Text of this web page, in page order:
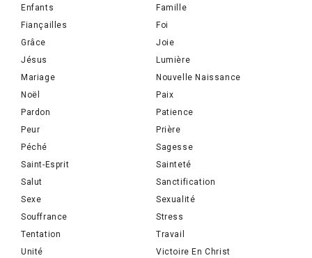
Enfants
Famille
Fiançailles
Foi
Grâce
Joie
Jésus
Lumière
Mariage
Nouvelle Naissance
Noël
Paix
Pardon
Patience
Peur
Prière
Péché
Sagesse
Saint-Esprit
Sainteté
Salut
Sanctification
Sexe
Sexualité
Souffrance
Stress
Tentation
Travail
Unité
Victoire En Christ